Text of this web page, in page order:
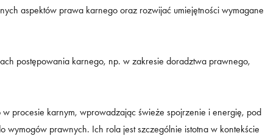
aspektów prawa karnego oraz rozwijać umiejętności wymagane
postępowania karnego, np. w zakresie doradztwa prawnego,
procesie karnym, wprowadzając świeże spojrzenie i energię, pod
wymogów prawnych. Ich rola jest szczególnie istotna w kontekście